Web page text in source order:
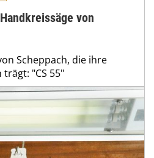
von
Scheppach, die ihre
"CS 55"